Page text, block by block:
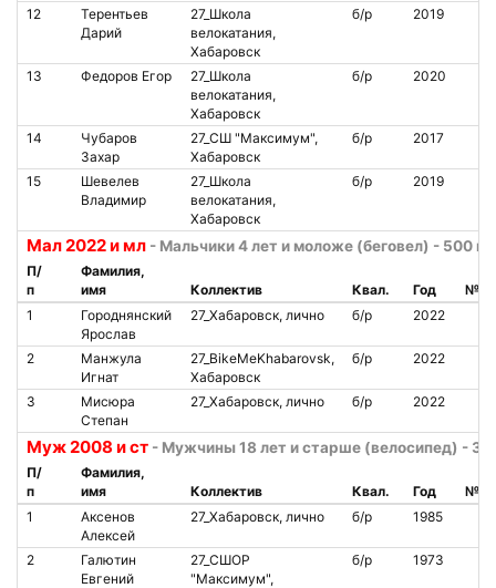
12
Терентьев
Дарий
27_Школа
велокатания,
Хабаровск
б/р 2019
13 Федоров Егор
27_Школа
велокатания,
Хабаровск
б/р 2020
14
Чубаров
Захар
27_СШ "Максимум",
Хабаровск
б/р 2017
15
Шевелев
Владимир
27_Школа
велокатания,
Хабаровск
б/р 2019
Мал 2022 и мл - Мальчики 4 лет и моложе (беговел) - 500 м
П/
п
Фамилия,
имя
Коллектив Квал. Год
№
1
Городнянский
Ярослав
27_Хабаровск, лично б/р 2022
2
Манжула
Игнат
27_BikeMeKhabarovsk,
Хабаровск
б/р 2022
3
Мисюра
Степан
27_Хабаровск, лично б/р 2022
Муж 2008 и ст - Мужчины 18 лет и старше (велосипед) -
П/
п
Фамилия,
имя
Коллектив Квал. Год
№
1
Аксенов
Алексей
27_Хабаровск, лично б/р 1985
2
Галютин
Евгений
27_СШОР
"Максимум",
б/р 1973